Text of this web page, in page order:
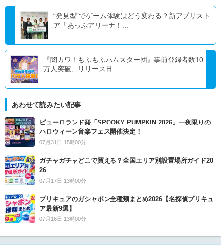
“発見型”でゲーム体験はどう変わる？新アプリスト
ア「あっぷアリーナ！...
『闇カワ！もふもふハムスター団』事前登録者数10
万人突破、リリース日...
あわせて読みたい記事
ピューロランド発「SPOOKY PUMPKIN 2026」一夜限りの
ハロウィーン音楽フェス開催決定！
07月31日 15時00分
ガチャガチャどこで買える？全国エリア別設置場所ガイド20
26
07月17日 13時00分
プリキュアのガシャポン全種類まとめ2026【名探偵プリキュ
ア最新9選】
07月16日 13時00分